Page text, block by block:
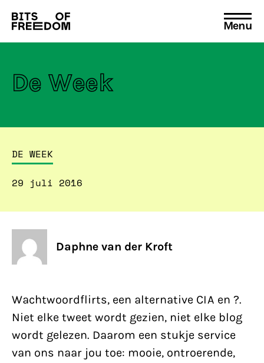
Search
for:
Menu
De Week
DE WEEK
29 juli 2016
Daphne van der Kroft
Wachtwoordflirts, een alternative CIA en ?.
Niet elke tweet wordt gezien, niet elke blog
wordt gelezen. Daarom een stukje service
van ons naar jou toe: mooie, ontroerende,